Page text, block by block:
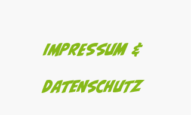
Impressum &
Datenschutz